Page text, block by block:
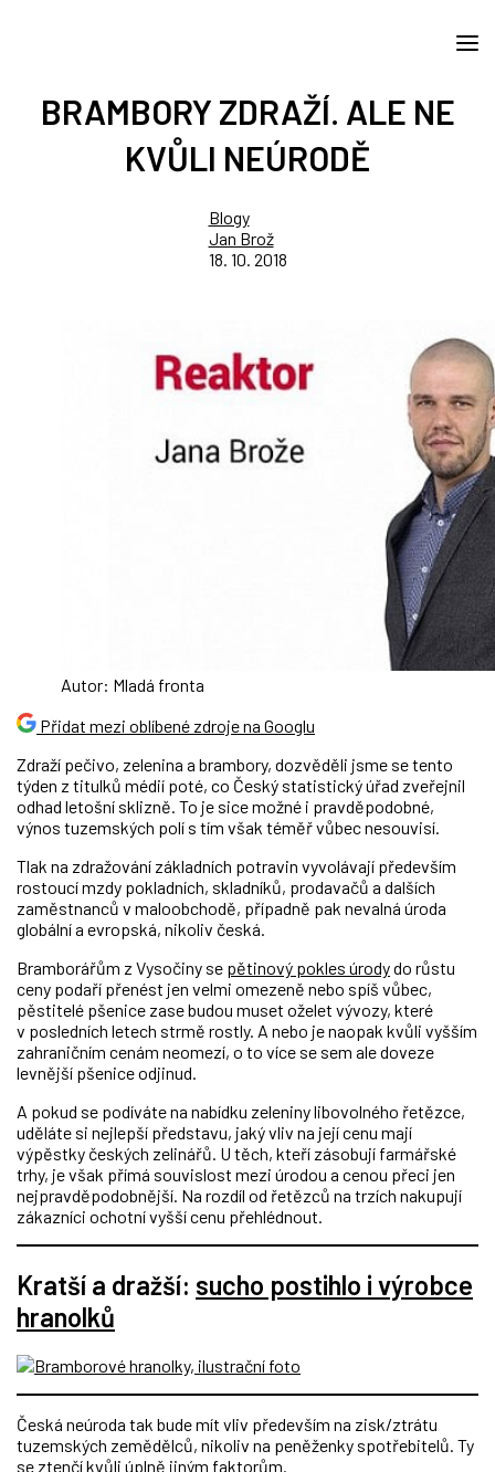
BRAMBORY ZDRAŽÍ. ALE NE
KVŮLI NEÚRODĚ
Blogy
Jan Brož
18. 10. 2018
Autor: Mladá fronta
Přidat mezi oblíbené zdroje na Googlu
Zdraží pečivo, zelenina a brambory, dozvěděli jsme se tento
týden z titulků médií poté, co Český statistický úřad zveřejnil
odhad letošní sklizně. To je sice možné i pravděpodobné,
výnos tuzemských polí s tím však téměř vůbec nesouvisí.
Tlak na zdražování základních potravin vyvolávají především
rostoucí mzdy pokladních, skladníků, prodavačů a dalších
zaměstnanců v maloobchodě, případně pak nevalná úroda
globální a evropská, nikoliv česká.
Bramborářům z Vysočiny se pětinový pokles úrodydo růstu
ceny podaří přenést jen velmi omezeně nebo spíš vůbec,
pěstitelé pšenice zase budou muset oželet vývozy, které
v posledních letech strmě rostly. A nebo je naopak kvůli vyšším
zahraničním cenám neomezí, o to více se sem ale doveze
levnější pšenice odjinud.
A pokud se podíváte na nabídku zeleniny libovolného řetězce,
uděláte si nejlepší představu, jaký vliv na její cenu mají
výpěstky českých zelinářů. U těch, kteří zásobují farmářské
trhy, je však přímá souvislost mezi úrodou a cenou přeci jen
nejpravděpodobnější. Na rozdíl od řetězců na trzích nakupují
zákazníci ochotní vyšší cenu přehlédnout.
Kratší a dražší: sucho postihlo i výrobce
hranolků
Česká neúroda tak bude mít vliv především na zisk/ztrátu
tuzemských zemědělců, nikoliv na peněženky spotřebitelů. Ty
se ztenčí kvůli úplně jiným faktorům.